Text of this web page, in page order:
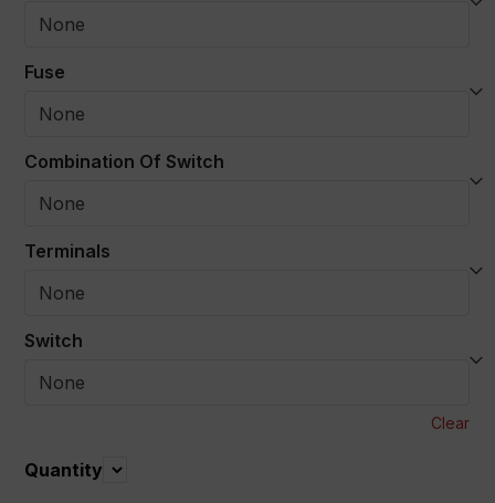
Fuse
Combination Of Switch
Terminals
Switch
Clear
Quantity Quantity